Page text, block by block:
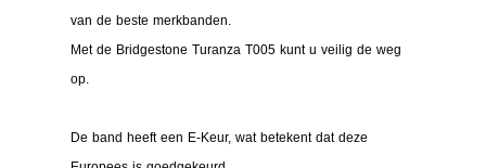
van de beste merkbanden.
Met de Bridgestone Turanza T005 kunt u veilig de weg
op.
De band heeft een E-Keur, wat betekent dat deze